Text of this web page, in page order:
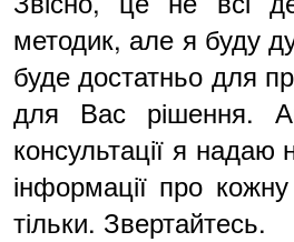
методик, але я буду
буде достатньо для
для Вас рішення.
консультації я надаю
інформації про
тільки. Звертайтесь.